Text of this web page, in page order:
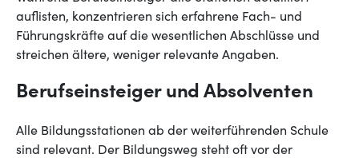
auflisten, konzentrieren sich erfahrene Fach- und
Führungskräfte auf die wesentlichen Abschlüsse und
streichen ältere, weniger relevante Angaben.
Berufseinsteiger und Absolventen
Alle Bildungsstationen ab der weiterführenden Schule
sind relevant. Der Bildungsweg steht oft vor der